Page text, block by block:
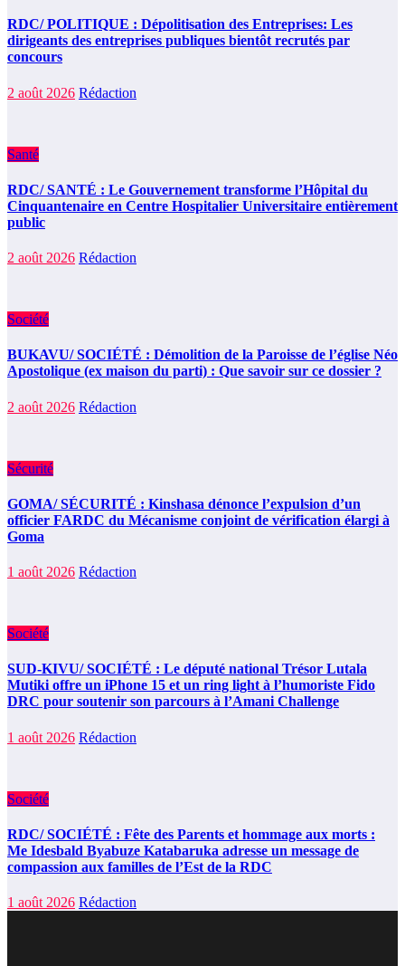
RDC/ POLITIQUE : Dépolitisation des Entreprises: Les
dirigeants des entreprises publiques bientôt recrutés par
concours
2 août 2026 Rédaction
Santé
RDC/ SANTÉ : Le Gouvernement transforme l’Hôpital du
Cinquantenaire en Centre Hospitalier Universitaire entièrement
public
2 août 2026 Rédaction
Société
BUKAVU/ SOCIÉTÉ : Démolition de la Paroisse de l’église Néo
Apostolique (ex maison du parti) : Que savoir sur ce dossier ?
2 août 2026 Rédaction
Sécurité
GOMA/ SÉCURITÉ : Kinshasa dénonce l’expulsion d’un
officier FARDC du Mécanisme conjoint de vérification élargi à
Goma
1 août 2026 Rédaction
Société
SUD-KIVU/ SOCIÉTÉ : Le député national Trésor Lutala
Mutiki offre un iPhone 15 et un ring light à l’humoriste Fido
DRC pour soutenir son parcours à l’Amani Challenge
1 août 2026 Rédaction
Société
RDC/ SOCIÉTÉ : Fête des Parents et hommage aux morts :
Me Idesbald Byabuze Katabaruka adresse un message de
compassion aux familles de l’Est de la RDC
1 août 2026 Rédaction